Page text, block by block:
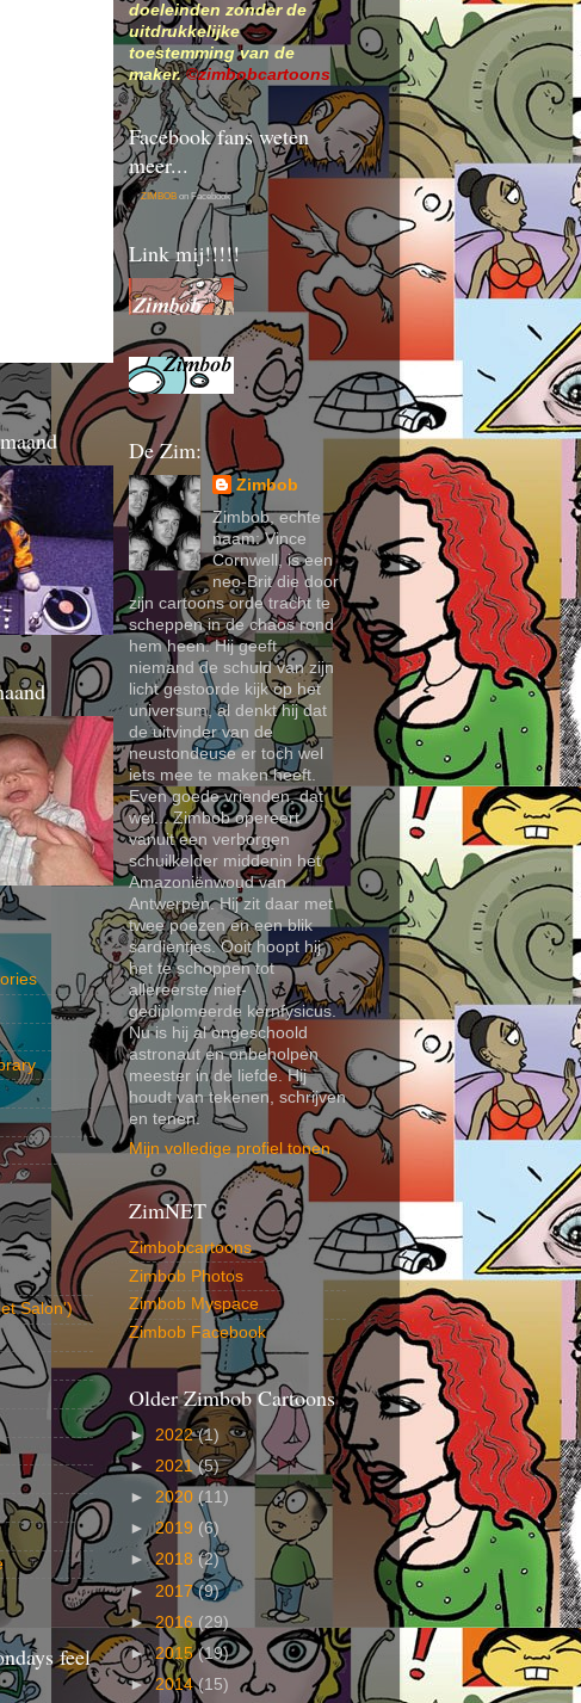
Salon')
feel
doeleinden zonder de
uitdrukkelijke
toestemming van de
maker.©zimbobcartoons
Facebook fans weten
meer...
ZIMBOB on Facebook
Link mij!!!!!
De Zim:
Zimbob
Zimbob, echte
naam: Vince
Cornwell, is een
neo-Brit die door
zijn cartoons orde tracht te
scheppen in de chaos rond
hem heen. Hij geeft
niemand de schuld van zijn
licht gestoorde kijk op het
universum, al denkt hij dat
de uitvinder van de
neustondeuse er toch wel
iets mee te maken heeft.
Even goede vrienden, dat
wel... Zimbob opereert
vanuit een verborgen
schuilkelder middenin het
Amazoniënwoud van
Antwerpen. Hij zit daar met
twee poezen en een blik
sardientjes. Ooit hoopt hij
het te schoppen tot
allereerste niet-
gediplomeerde kernfysicus.
Nu is hij al ongeschoold
astronaut en onbeholpen
meester in de liefde. Hij
houdt van tekenen, schrijven
en tenen.
Mijn volledige profiel tonen
ZimNET
Zimbobcartoons
Zimbob Photos
Zimbob Myspace
Zimbob Facebook
Older Zimbob Cartoons
► 2022(1)
► 2021(5)
► 2020 (11)
►2019 (6)
►2018 (2)
► 2017(9)
►2016 (29)
►2015(19)
►2014(15)